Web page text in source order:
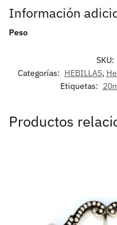
Información
Peso
SKU:
Categorías: HEBILLAS,
Etiquetas:
Productos